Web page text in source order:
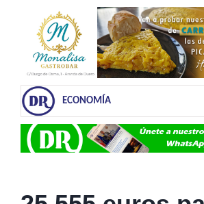
ECONOMÍA